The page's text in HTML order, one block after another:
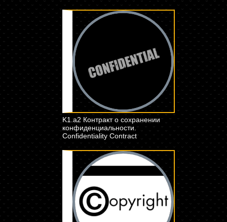
K1.a2 Контракт о сохранении
конфиденциальности.
Confidentiality Contract